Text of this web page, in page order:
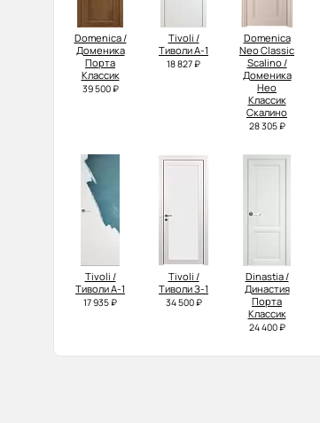
Domenica /
Доменика
Порта
Классик
39 500 ₽
Tivoli /
Тиволи А-1
18 827 ₽
Domenica
Neo Classic
Scalino /
Доменика
Нео
Классик
Скалино
28 305 ₽
Tivoli /
Тиволи А-1
17 935 ₽
Tivoli /
Тиволи З-1
34 500 ₽
Dinastia /
Династия
Порта
Классик
24 400 ₽